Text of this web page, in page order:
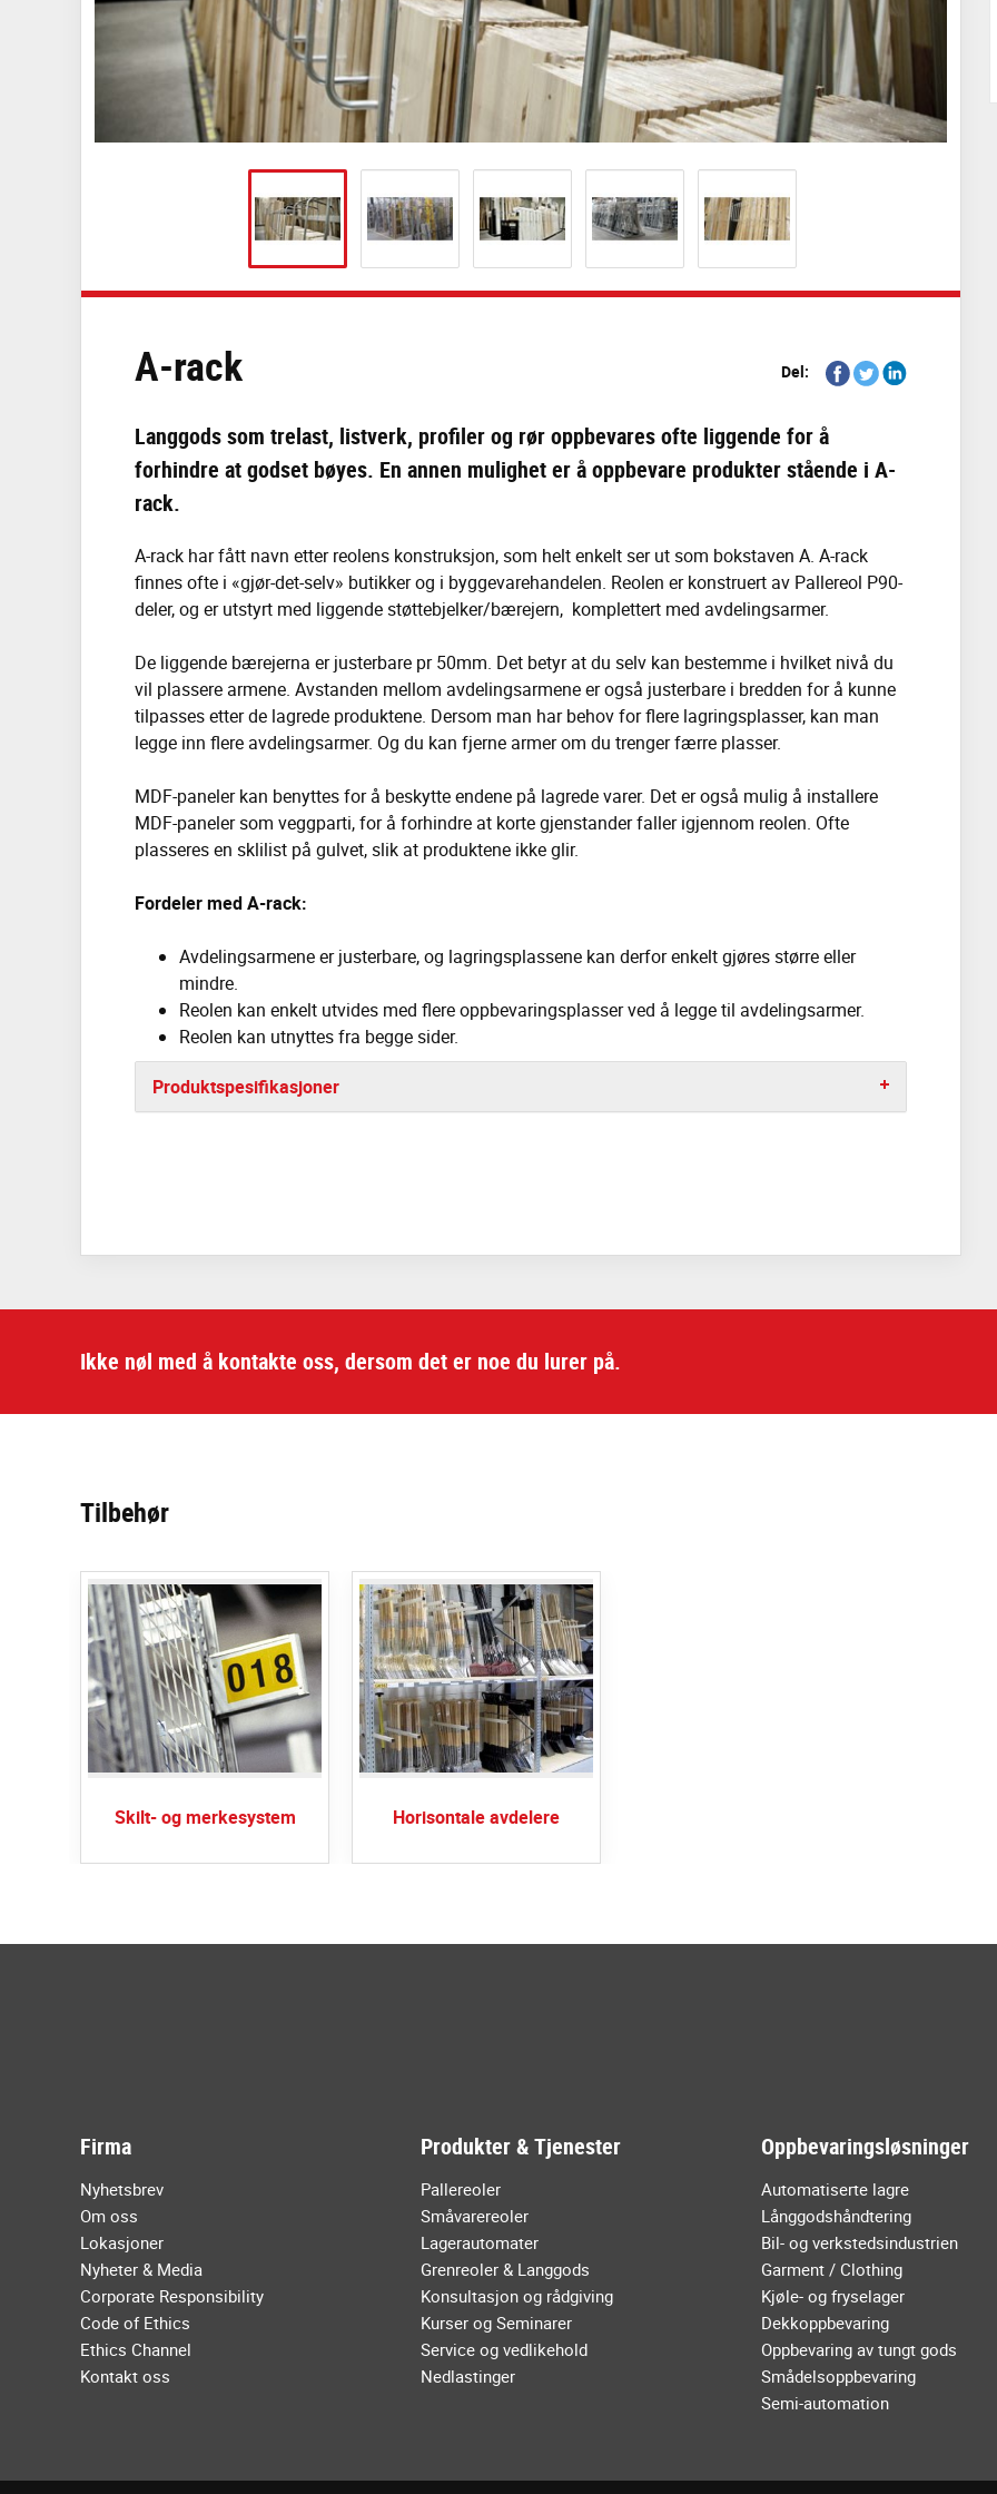
A-rack Del:
ShareShareShare
Langgods som trelast, listverk, profiler og rør oppbevares ofte liggende for å
forhindre at godset bøyes. En annen mulighet er å oppbevare produkter stående i A-
rack.
A-rack har fått navn etter reolens konstruksjon, som helt enkelt ser ut som bokstaven A. A-rack
finnes ofte i «gjør-det-selv» butikker og i byggevarehandelen. Reolen er konstruert av Pallereol P90-
deler, og er utstyrt med liggende støttebjelker/bærejern, komplettert med avdelingsarmer.
De liggende bærejerna er justerbare pr 50mm. Det betyr at du selv kan bestemme i hvilket nivå du
vil plassere armene. Avstanden mellom avdelingsarmene er også justerbare i bredden for å kunne
tilpasses etter de lagrede produktene. Dersom man har behov for flere lagringsplasser, kan man
legge inn flere avdelingsarmer. Og du kan fjerne armer om du trenger færre plasser.
MDF-paneler kan benyttes for å beskytte endene på lagrede varer. Det er også mulig å installere
MDF-paneler som veggparti, for å forhindre at korte gjenstander faller igjennom reolen. Ofte
plasseres en sklilist på gulvet, slik at produktene ikke glir.
Fordeler med A-rack:
Avdelingsarmene er justerbare, og lagringsplassene kan derfor enkelt gjøres større eller
mindre.
Reolen kan enkelt utvides med flere oppbevaringsplasser ved å legge til avdelingsarmer.
Reolen kan utnyttes fra begge sider.
Produktspesifikasjoner
Ikke nøl med å kontakte oss, dersom det er noe du lurer på.
Tilbehør
Skilt- og merkesystem Horisontale avdelere
Firma
Nyhetsbrev
Om oss
Lokasjoner
Nyheter & Media
Corporate Responsibility
Code of Ethics
Ethics Channel
Kontakt oss
Produkter & Tjenester
Pallereoler
Småvarereoler
Lagerautomater
Grenreoler & Langgods
Konsultasjon og rådgiving
Kurser og Seminarer
Service og vedlikehold
Nedlastinger
Oppbevaringsløsninger
Automatiserte lagre
Långgodshåndtering
Bil- og verkstedsindustrien
Garment / Clothing
Kjøle- og fryselager
Dekkoppbevaring
Oppbevaring av tungt gods
Smådelsoppbevaring
Semi-automation